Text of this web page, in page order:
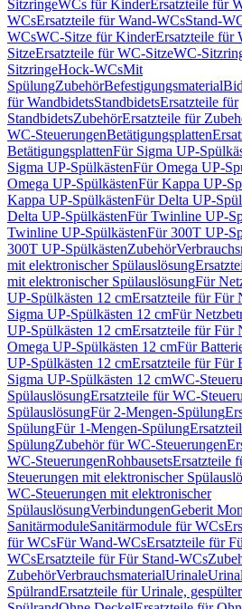
SitzringeWCs für KinderErsatzteile für
WCsErsatzteile für Wand-WCsStand-
WCsWC-Sitze für KinderErsatzteile für
SitzeErsatzteile für WC-SitzeWC-
SitzringeHock-WCsMit
SpülungZubehörBefestigungsmaterial
für WandbidetsStandbidetsErsatzteile für
StandbidetsZubehörErsatzteile für
WC-SteuerungenBetätigungsplatten
BetätigungsplattenFür Sigma UP-
Sigma UP-SpülkästenFür Omega UP-
Omega UP-SpülkästenFür Kappa UP-
Kappa UP-SpülkästenFür Delta UP-
Delta UP-SpülkästenFür Twinline UP-
Twinline UP-SpülkästenFür 300T UP-
300T UP-SpülkästenZubehör
mit elektronischer Spülauslösung
mit elektronischer SpülauslösungFür
UP-Spülkästen 12 cmErsatzteile für Für
Sigma UP-Spülkästen 12 cmFür
UP-Spülkästen 12 cmErsatzteile für Für
Omega UP-Spülkästen 12 cmFür
UP-Spülkästen 12 cmErsatzteile für Für
Sigma UP-Spülkästen 12 cmWC-
SpülauslösungErsatzteile für WC-
SpülauslösungFür 2-Mengen-Spülung
SpülungFür 1-Mengen-Spülung
SpülungZubehör für WC-Steuerungen
WC-SteuerungenRohbausetsErsatzteile
Steuerungen mit elektronischer
WC-Steuerungen mit elektronischer
SpülauslösungVerbindungenGeberit
SanitärmoduleSanitärmodule für WCs
für WCsFür Wand-WCsErsatzteile für
WCsErsatzteile für Für Stand-WCs
ZubehörVerbrauchsmaterialUrinale
SpülrandErsatzteile für Urinale,